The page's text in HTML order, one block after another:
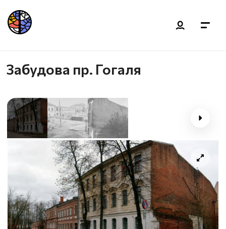
Забудова пр. Гогаля